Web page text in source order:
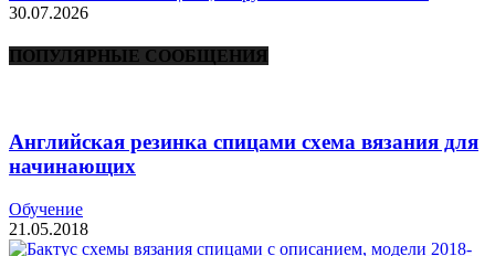
30.07.2026
ПОПУЛЯРНЫЕ СООБЩЕНИЯ
Английская резинка спицами схема вязания для
начинающих
Обучение
21.05.2018